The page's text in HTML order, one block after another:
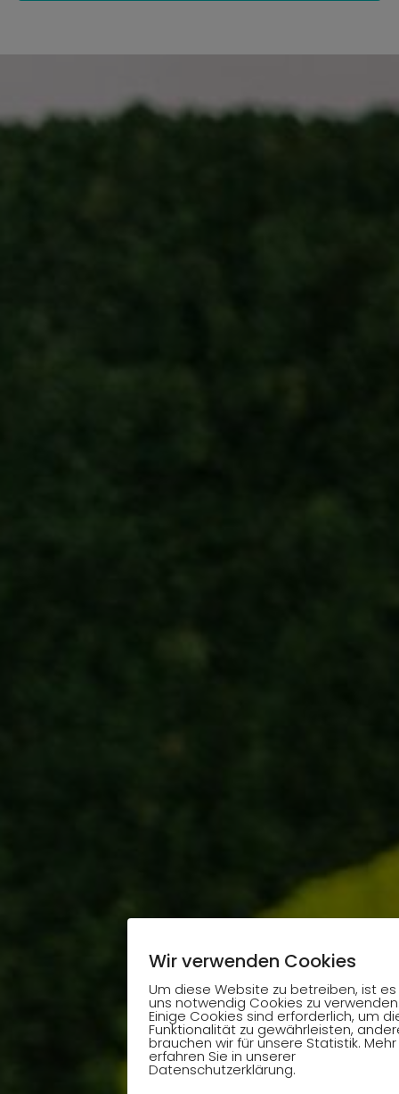
Wir verwenden Cookies
Um diese Website zu betreiben, ist es
uns notwendig Cookies zu
Einige Cookies sind erforderlich, um
Funktionalität zu gewährleisten,
brauchen wir für unsere Statistik. Mehr
erfahren Sie in unserer
Datenschutzerklärung.